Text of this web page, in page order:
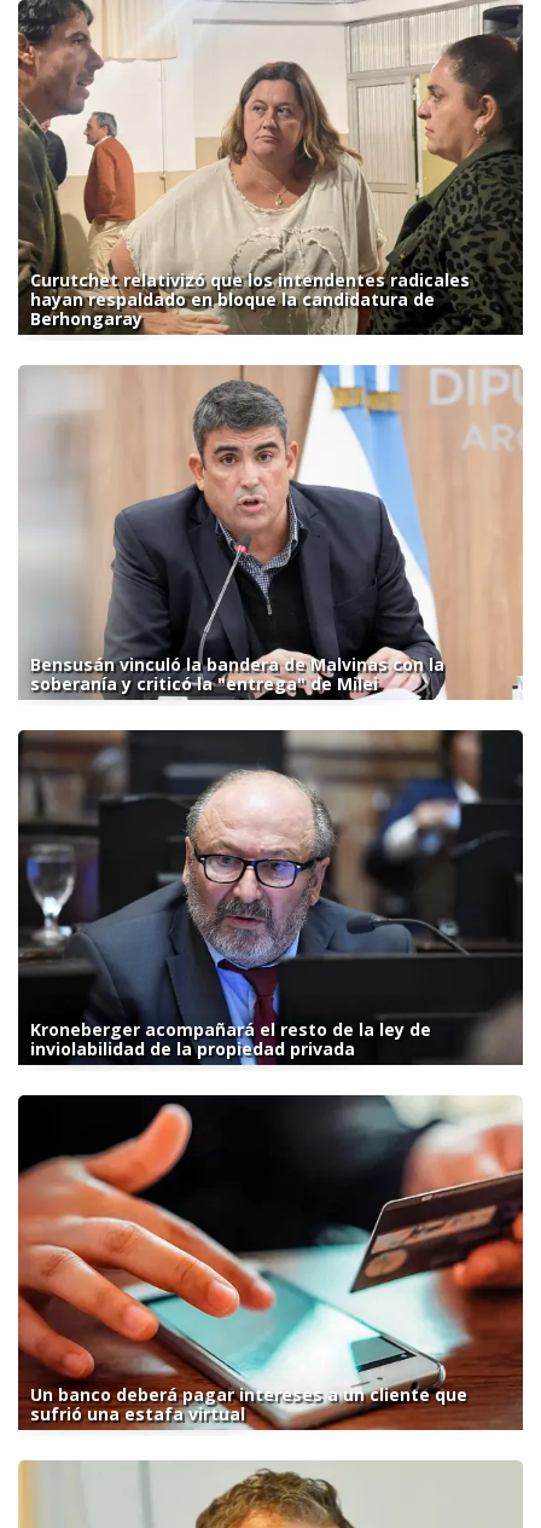
Curutchet relativizó que los intendentes radicales
hayan respaldado en bloque la candidatura de
Berhongaray
Bensusán vinculó la bandera de Malvinas con la
soberanía y criticó la "entrega" de Milei
Kroneberger acompañará el resto de la ley de
inviolabilidad de la propiedad privada
Un banco deberá pagar intereses a un cliente que
sufrió una estafa virtual